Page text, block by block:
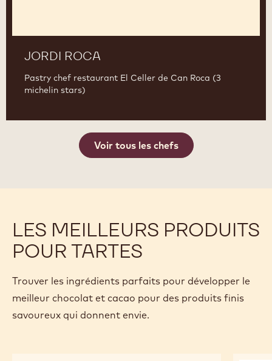
JORDI ROCA
Pastry chef restaurant El Celler de Can Roca (3
michelin stars)
Voir tous les chefs
LES MEILLEURS PRODUITS
POUR TARTES
Trouver les ingrédients parfaits pour développer le
meilleur chocolat et cacao pour des produits finis
savoureux qui donnent envie.